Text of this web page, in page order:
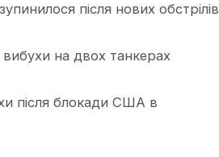
після нових обстрілів
на двох танкерах
після блокади США в